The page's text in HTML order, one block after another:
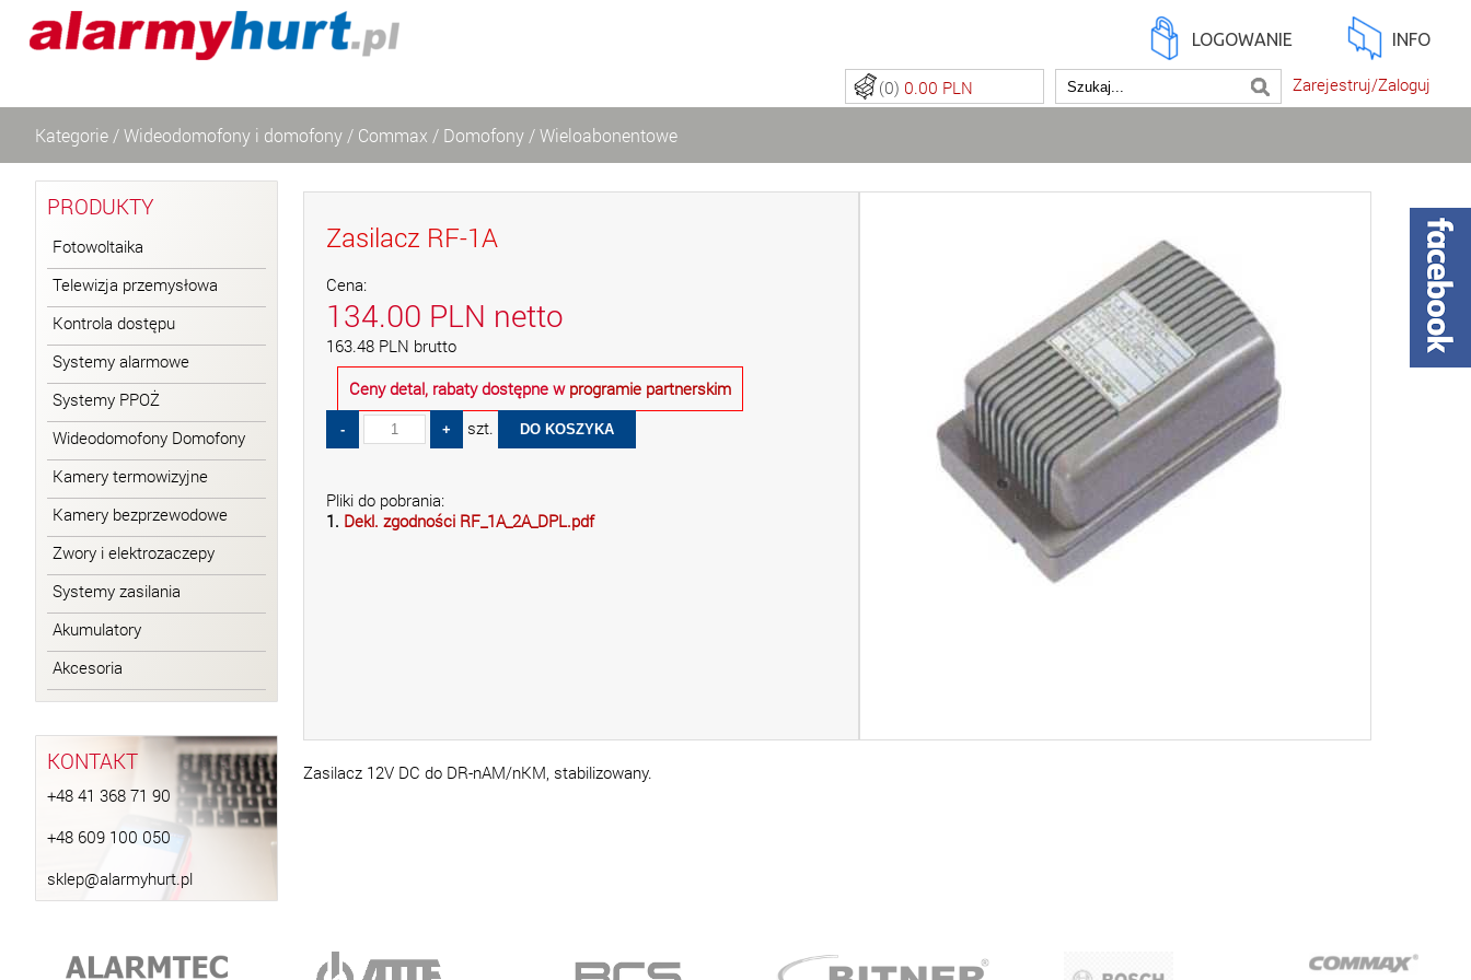
LOGOWANIE INFO
Zarejestruj/Zaloguj
(0) 0.00 PLN
Kategorie /Wideodomofony i domofony / Commax / Domofony /Wieloabonentowe
PRODUKTY
Fotowoltaika
Telewizja przemysłowa
Kontrola dostępu
Systemy alarmowe
Systemy PPOŻ
Wideodomofony Domofony
Kamery termowizyjne
Kamery bezprzewodowe
Zwory i elektrozaczepy
Systemy zasilania
Akumulatory
Akcesoria
KONTAKT
+48 41 368 71 90
+48 609 100 050
sklep@alarmyhurt.pl
Zasilacz RF-1A
Cena:
134.00 PLN netto
163.48 PLN brutto
Ceny detal, rabaty dostępne w programie partnerskim
szt.
Pliki do pobrania:
1. Dekl. zgodności RF_1A_2A_DPL.pdf
Zasilacz 12V DC do DR-nAM/nKM, stabilizowany.